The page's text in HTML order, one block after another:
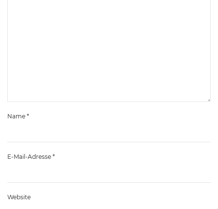
Name *
E-Mail-Adresse *
Website